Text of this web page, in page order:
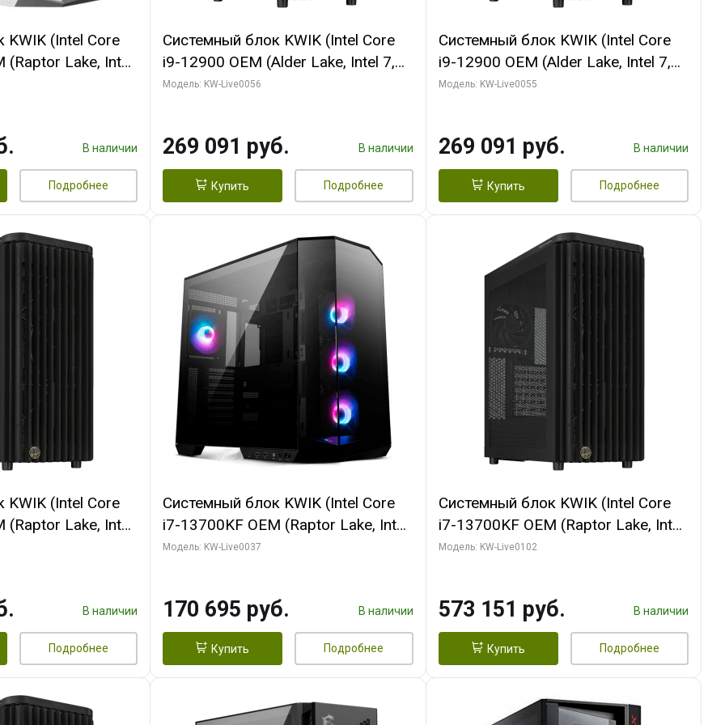
KWIK (Intel Core
(Raptor Lake, Intel
32 ГБ ОЗУ (2
В наличии
Подробнее
Системный блок KWIK (Intel Core
i9-12900 OEM (Alder Lake, Intel 7,
C16 8EC/8PC/T2/ 64 ГБ ОЗУ (2
ТБ SSD)
Модель: KW-Live0056
269 091 руб. В наличии
Купить Подробнее
Системный блок KWIK (Intel Core
i9-12900 OEM (Alder Lake, Intel 7,
C16 8EC/8PC/T2/ 64 ГБ ОЗУ (2
HDMI/ 1 ТБ SSD)
Модель: KW-Live0055
269 091 руб. В наличии
Купить Подробнее
KWIK (Intel Core
(Raptor Lake, Intel
64 ГБ ОЗУ (2
В наличии
Подробнее
Системный блок KWIK (Intel Core
i7-13700KF OEM (Raptor Lake, Intel
7, C16 8EC/8PC/ 32 ГБ ОЗУ (2
HDMI/ 1 ТБ SSD)
Модель: KW-Live0037
170 695 руб. В наличии
Купить Подробнее
Системный блок KWIK (Intel Core
i7-13700KF OEM (Raptor Lake, Intel
7, C16 8EC/8PC/ 32 ГБ ОЗУ (2
Turbo/ 960 ГБ SSD)
Модель: KW-Live0102
573 151 руб. В наличии
Купить Подробнее